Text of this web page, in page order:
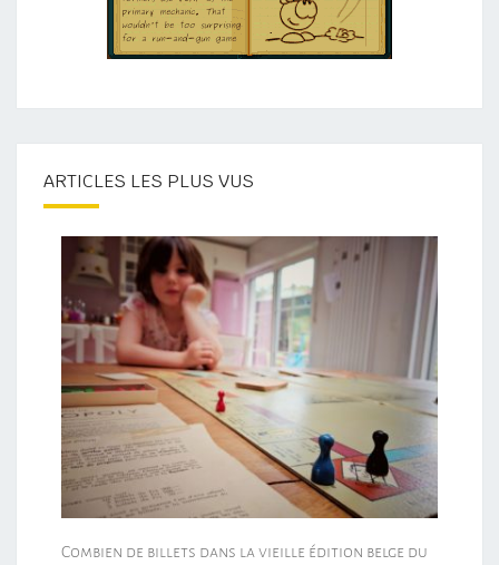
ARTICLES LES PLUS VUS
Combien de billets dans la vieille édition belge du